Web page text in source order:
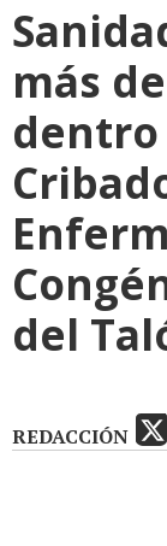
más
dentro
del
REDACCIÓN